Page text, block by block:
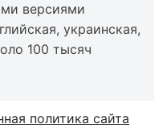
версиями
украинская,
100 тысяч
политика сайта